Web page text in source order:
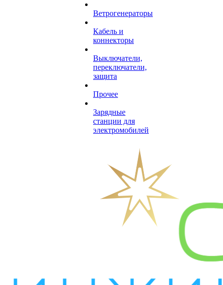
Ветрогенераторы
Кабель и
коннекторы
Выключатели,
переключатели,
защита
Прочее
Зарядные
станции для
электромобилей